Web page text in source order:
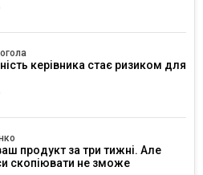
керівника стає ризиком для
продукт за три тижні. Але
скопіювати не зможе